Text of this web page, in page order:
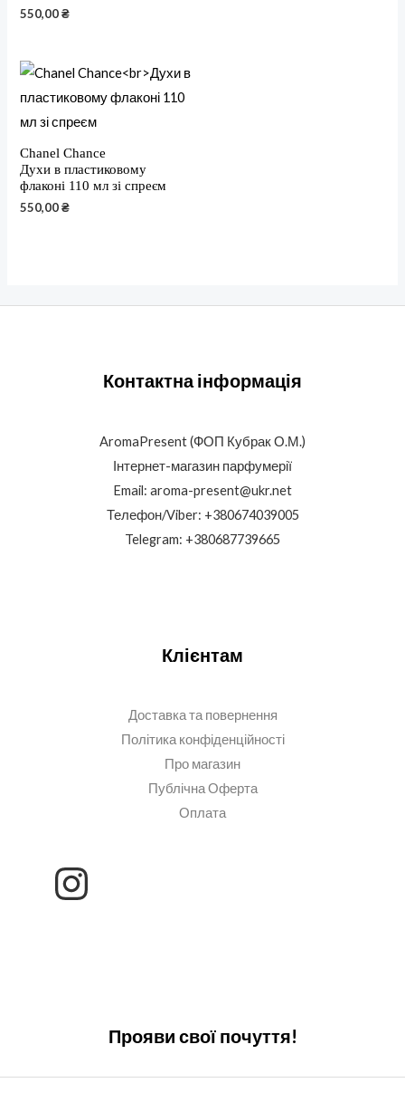
550,00₴
Chanel Chance
Духи в пластиковому
флаконі 110 мл зі спреєм
550,00₴
Контактна інформація
AromaPresent (ФОП Кубрак О.М.)
Інтернет-магазин парфумерії
Email: aroma-present@ukr.net
Телефон/Viber: +380674039005
Telegram: +380687739665
Клієнтам
Доставка та повернення
Політика конфіденційності
Про магазин
Публічна Оферта
Оплата
Прояви свої почуття!